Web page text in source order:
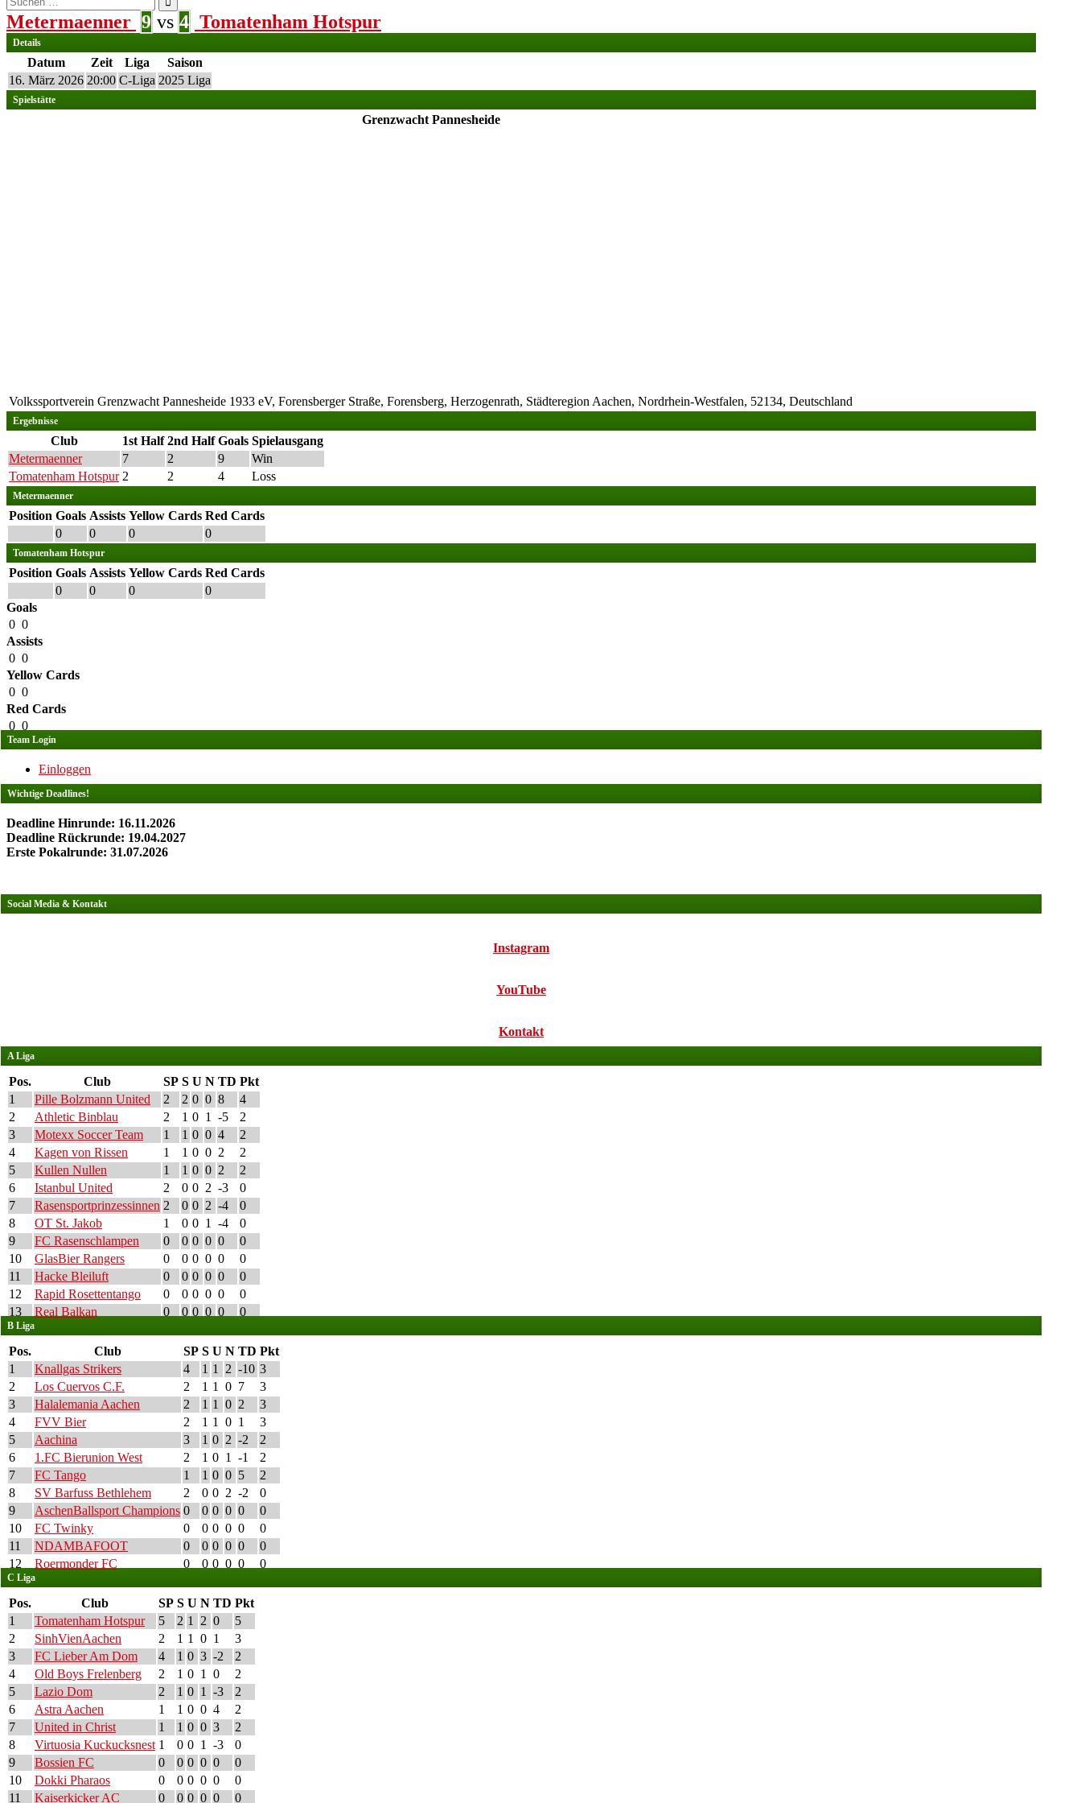
nach:
Metermaenner 9 vs 4 Tomatenham Hotspur
Details
Datum Zeit Liga
Saison
16. März 2026 20:00 C-Liga 2025 Liga
Spielstätte
Grenzwacht Pannesheide
Volkssportverein Grenzwacht Pannesheide 1933 eV, Forensberger Straße, Forensberg, Herzogenrath, Städteregion Aachen, Nordrhein-Westfalen, 52134, Deutschland
Ergebnisse
Club 1st Half 2nd Half Goals Spielausgang
Metermaenner
7 2 9
Win
Tomatenham Hotspur 2 2 4 Loss
Metermaenner
Position Goals Assists Yellow Cards Red Cards
0
0 0 0
Tomatenham Hotspur
Position Goals Assists Yellow Cards Red Cards
0
0 0
0
Goals
0 0
Assists
0 0
Yellow Cards
0 0
Red Cards
0 0
Team Login
Einloggen
Wichtige Deadlines!
Deadline Hinrunde: 16.11.2026
Deadline Rückrunde: 19.04.2027
Erste Pokalrunde: 31.07.2026
Social Media & Kontakt
Instagram
YouTube
Kontakt
A Liga
Pos. Club SP S U N TD Pkt
1
Pille Bolzmann United 2 2 0 0 8
4
2
Athletic Binblau 2 1 0 1 -5
2
3
Motexx Soccer Team 1 1 0 0 4
2
4
Kagen von Rissen 1 1 0 0 2
2
5
Kullen Nullen 1 1 0 0 2
2
6
Istanbul United 2 0 0 2 -3
0
7
Rasensportprinzessinnen 2 0 0 2 -4
0
8
OT St. Jakob 1 0 0 1 -4
0
9
FC Rasenschlampen 0 0 0 0 0
0
10
GlasBier Rangers 0 0 0 0 0
0
11
Hacke Bleiluft 0 0 0 0 0
0
12
Rapid Rosettentango 0 0 0 0 0
0
13
Real Balkan 0 0 0 0 0 0
B Liga
Pos. Club SP S U N TD Pkt
1
Knallgas Strikers 4 1 1 2 -10 3
2
Los Cuervos C.F. 2 1 1 0 7
3
3
Halalemania Aachen 2 1 1 0 2
3
4
FVV Bier 2 1 1 0 1
3
5
Aachina 3 1 0 2 -2
2
6
1.FC Bierunion West 2 1 0 1 -1
2
7
FC Tango 1 1 0 0 5
2
8
SV Barfuss Bethlehem 2 0 0 2 -2
0
9
AschenBallsport Champions 0 0 0 0 0
0
10
FC Twinky 0 0 0 0 0
0
11
NDAMBAFOOT 0 0 0 0 0
0
12
Roermonder FC 0 0 0 0 0 0
C Liga
Pos. Club SP S U N TD Pkt
1
Tomatenham Hotspur 5 2 1 2 0
5
2
SinhVienAachen 2 1 1 0 1
3
3
FC Lieber Am Dom 4 1 0 3 -2
2
4
Old Boys Frelenberg 2 1 0 1 0
2
5
Lazio Dom 2 1 0 1 -3
2
6
Astra Aachen 1 1 0 0 4
2
7
United in Christ 1 1 0 0 3
2
8
Virtuosia Kuckucksnest 1 0 0 1 -3
0
9
Bossien FC 0 0 0 0 0
0
10
Dokki Pharaos 0 0 0 0 0
0
11
Kaiserkicker AC 0 0 0 0 0 0